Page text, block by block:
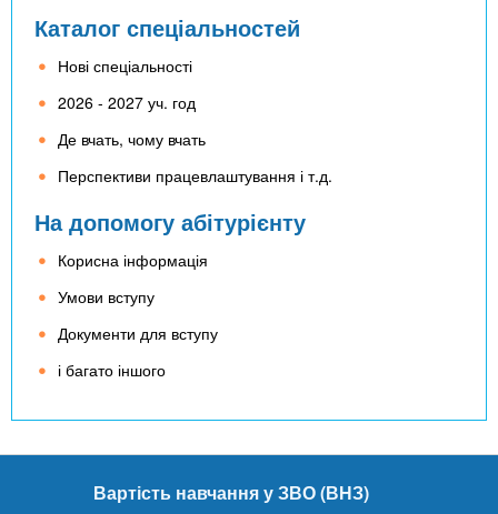
Каталог спеціальностей
Нові спеціальності
2026 - 2027 уч. год
Де вчать, чому вчать
Перспективи працевлаштування і т.д.
На допомогу абітурієнту
Корисна інформація
Умови вступу
Документи для вступу
і багато іншого
Вартість навчання у ЗВО (ВНЗ)